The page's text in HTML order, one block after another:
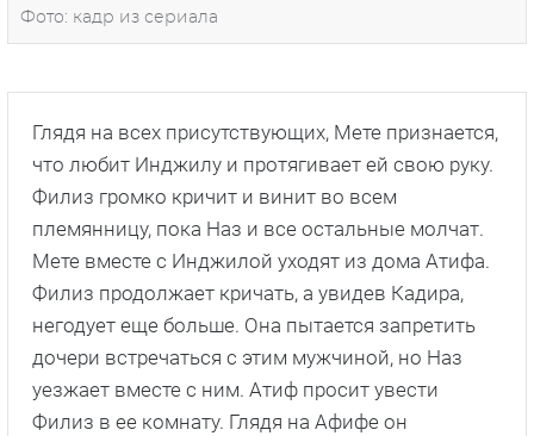
Фото: кадр из сериала
Глядя на всех присутствующих, Мете признается,
что любит Инджилу и протягивает ей свою руку.
Филиз громко кричит и винит во всем
племянницу, пока Наз и все остальные молчат.
Мете вместе с Инджилой уходят из дома Атифа.
Филиз продолжает кричать, а увидев Кадира,
негодует еще больше. Она пытается запретить
дочери встречаться с этим мужчиной, но Наз
уезжает вместе с ним. Атиф просит увести
Филиз в ее комнату. Глядя на Афифе он